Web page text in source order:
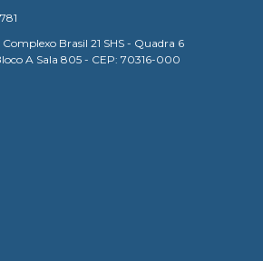
Complexo Brasil 21 SHS - Quadra 6
A Sala 805 - CEP: 70316-000